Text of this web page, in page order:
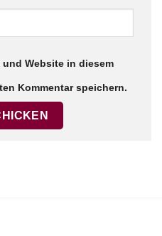
und Website in diesem
Kommentar speichern.